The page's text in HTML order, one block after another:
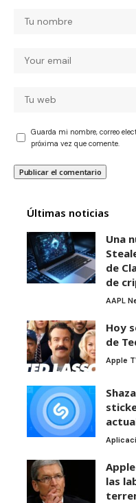
Guarda mi nombre, correo
próxima vez que comente.
Últimas noticias
Una
de
de
AAPL
Hoy
de
Apple
las